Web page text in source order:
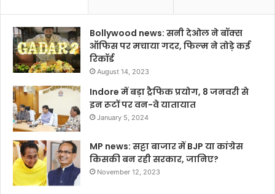
Bollywood news: सनी देओल ने बॉक्स
ऑफिस पर मचाया गदर, फिल्म ने तोड़े कई
रिकॉर्ड
August 14, 2023
Indore में बड़ा ट्रैफिक प्रयोग, 8 जनवरी से
इन रूटों पर वन-वे यातायात
January 5, 2024
MP news: सट्टा बाजार में BJP या कांग्रेस
किसकी बन रही सरकार, जानिए?
November 12, 2023